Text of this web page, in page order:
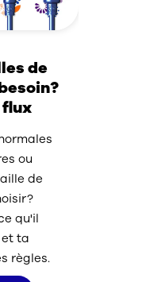
de
ou
de
qu'il
ta
règles.